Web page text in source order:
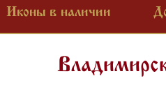
Иконы в наличии